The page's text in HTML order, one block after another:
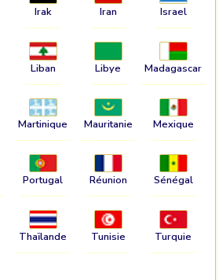
Irak Iran Israel
Liban Libye Madagascar
Martinique Mauritanie Mexique
Portugal Réunion Sénégal
Thaïlande Tunisie Turquie